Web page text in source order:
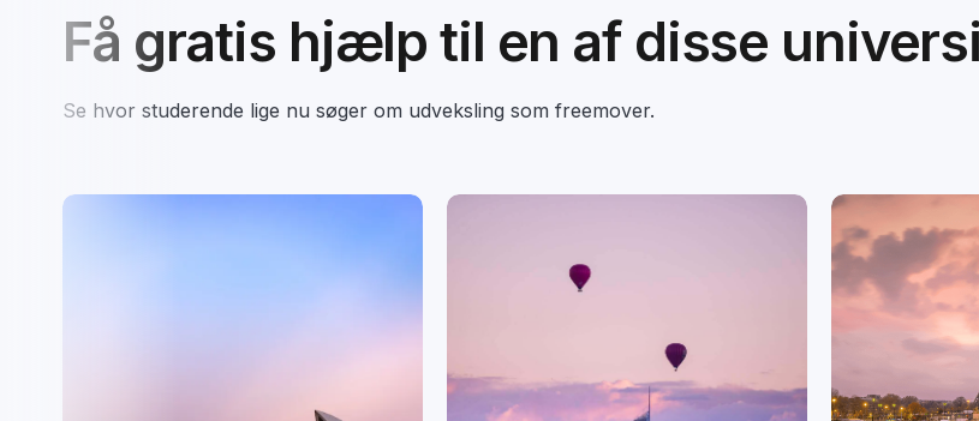
Få gratis hjælp til en af disse
Se hvor studerende lige nu søger om udveksling som freemover.